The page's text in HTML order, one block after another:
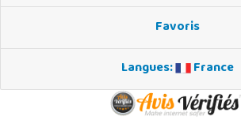
Favoris
Langues:
France